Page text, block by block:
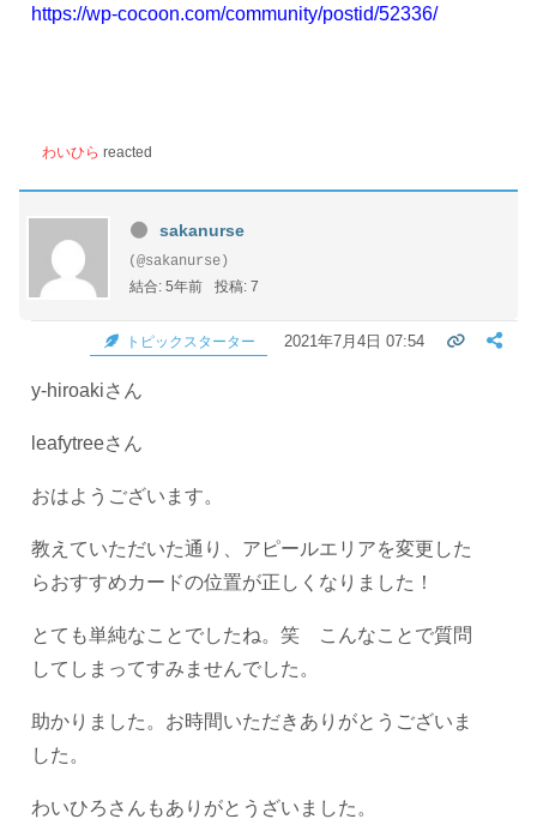
https://wp-cocoon.com/community/postid/52336/
わいひら reacted
sakanurse
(@sakanurse)
結合: 5年前
投稿: 7
トピックスターター 2021年7月4日 07:54
y-hiroakiさん
leafytreeさん
おはようございます。
教えていただいた通り、アピールエリアを変更した
らおすすめカードの位置が正しくなりました！
とても単純なことでしたね。笑 こんなことで質問
してしまってすみませんでした。
助かりました。お時間いただきありがとうございま
した。
わいひろさんもありがとうざいました。